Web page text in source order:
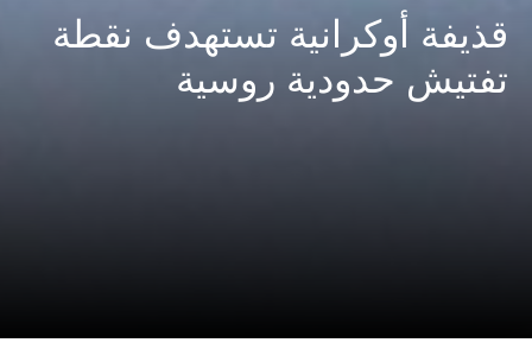
قذيفة أوكرانية تستهدف نقطة
تفتيش حدودية روسية